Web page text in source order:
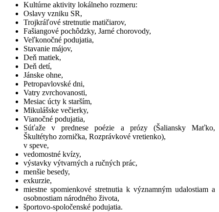
Kultúrne aktivity lokálneho rozmeru:
Oslavy vzniku SR,
Trojkráľové stretnutie matičiarov,
Fašiangové pochôdzky, Jarné chorovody,
Veľkonočné podujatia,
Stavanie májov,
Deň matiek,
Deň detí,
Jánske ohne,
Petropavlovské dni,
Vatry zvrchovanosti,
Mesiac úcty k starším,
Mikulášske večierky,
Vianočné podujatia,
Súťaže v prednese poézie a prózy (Šaliansky Maťko,
Škultétyho zornička, Rozprávkové vretienko),
v speve,
vedomostné kvízy,
výstavky výtvarných a ručných prác,
menšie besedy,
exkurzie,
miestne spomienkové stretnutia k významným udalostiam a
osobnostiam národného života,
športovo-spoločenské podujatia.